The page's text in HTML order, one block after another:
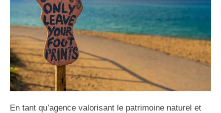
En tant qu’agence valorisant le patrimoine naturel et